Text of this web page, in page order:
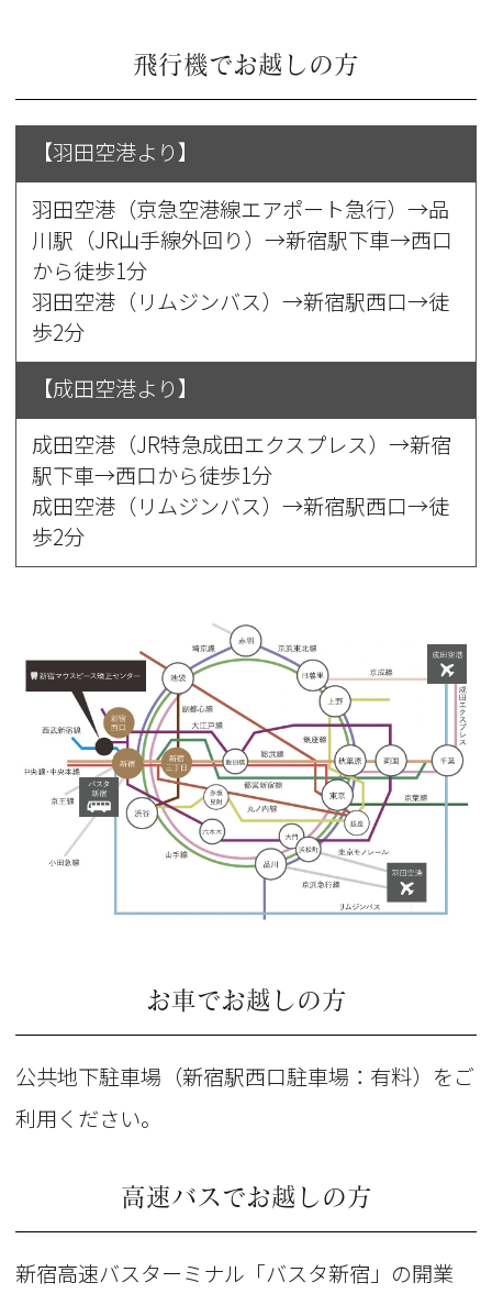
飛行機でお越しの方
【羽田空港より】
羽田空港（京急空港線エアポート急行）→品
川駅（JR山手線外回り）→新宿駅下車→西口
から徒歩1分
羽田空港（リムジンバス）→新宿駅西口→徒
歩2分
【成田空港より】
成田空港（JR特急成田エクスプレス）→新宿
駅下車→西口から徒歩1分
成田空港（リムジンバス）→新宿駅西口→徒
歩2分
お車でお越しの方
公共地下駐車場（新宿駅西口駐車場：有料）をご
利用ください。
高速バスでお越しの方
新宿高速バスターミナル「バスタ新宿」の開業